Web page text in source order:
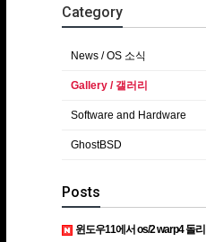
Category
News / OS 소식
Gallery / 갤러리
Software and Hardware
GhostBSD
Posts
윈도우11에서 os/2 warp4 돌리